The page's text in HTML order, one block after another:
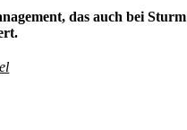
das auch bei Sturm